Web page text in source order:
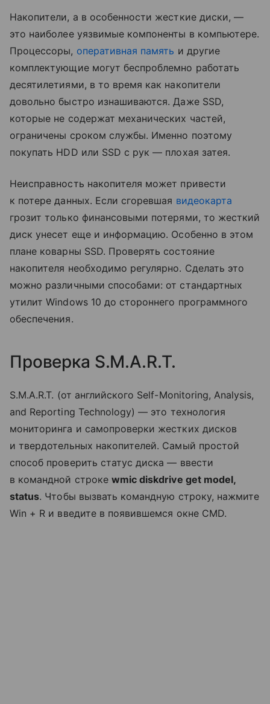
Накопители, а в особенности жесткие диски, —
это наиболее уязвимые компоненты в компьютере.
Процессоры, оперативная память и другие
комплектующие могут беспроблемно работать
десятилетиями, в то время как накопители
довольно быстро изнашиваются. Даже SSD,
которые не содержат механических частей,
ограничены сроком службы. Именно поэтому
покупать HDD или SSD с рук — плохая затея.
Неисправность накопителя может привести
к потере данных. Если сгоревшая видеокарта
грозит только финансовыми потерями, то жесткий
диск унесет еще и информацию. Особенно в этом
плане коварны SSD. Проверять состояние
накопителя необходимо регулярно. Сделать это
можно различными способами: от стандартных
утилит Windows 10 до стороннего программного
обеспечения.
Проверка S.M.A.R.T.
S.M.A.R.T. (от английского Self-Monitoring, Analysis,
and Reporting Technology) — это технология
мониторинга и самопроверки жестких дисков
и твердотельных накопителей. Самый простой
способ проверить статус диска — ввести
в командной строке wmic diskdrive get model,
status. Чтобы вызвать командную строку, нажмите
Win + R и введите в появившемся окне CMD.